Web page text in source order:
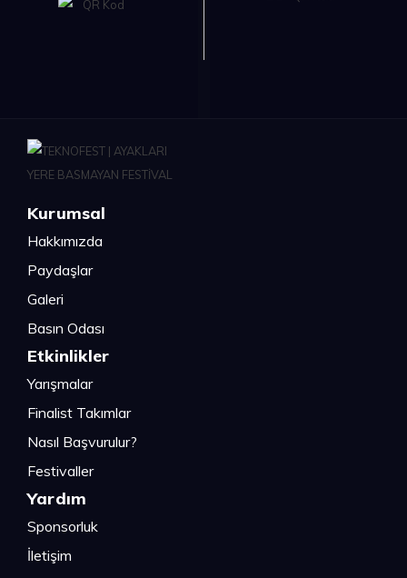
Kurumsal
Hakkımızda
Paydaşlar
Galeri
Basın Odası
Etkinlikler
Yarışmalar
Finalist Takımlar
Nasıl Başvurulur?
Festivaller
Yardım
Sponsorluk
İletişim